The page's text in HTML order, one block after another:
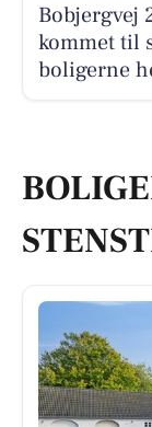
Bobjergvej
kommet til
boligerne